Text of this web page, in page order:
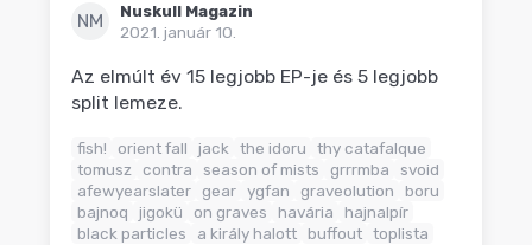
NM
Nuskull Magazin
2021. január 10.
Az elmúlt év 15 legjobb EP-je és 5 legjobb
split lemeze.
fish! orient fall jack the idoru
thy catafalque
tomusz
contra season of mists grrrmba
svoid
afewyearslater
gear ygfan graveolution
boru
bajnoq
jigokü on graves havária
hajnalpír
black particles
a király halott buffout toplista